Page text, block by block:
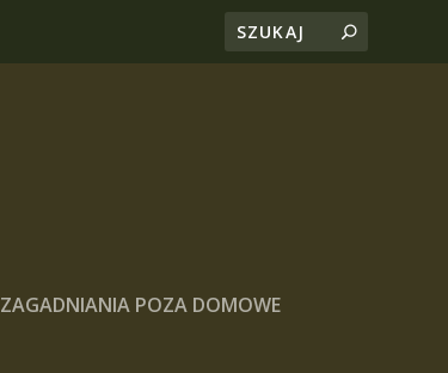
ZAGADNIANIA POZA DOMOWE